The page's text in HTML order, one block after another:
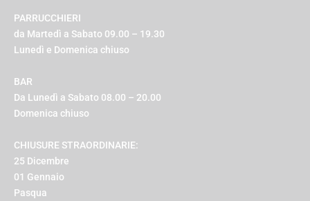
PARRUCCHIERI
da Martedì a Sabato 09.00 – 19.30
Lunedì e Domenica chiuso
BAR
Da Lunedì a Sabato 08.00 – 20.00
Domenica chiuso
CHIUSURE STRAORDINARIE:
25 Dicembre
01 Gennaio
Pasqua